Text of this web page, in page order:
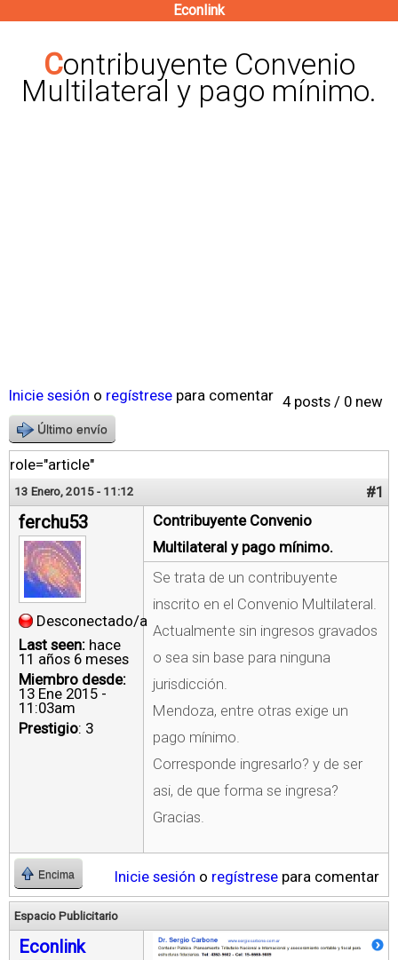
contenido
principal
Econlink
Contribuyente Convenio
Multilateral y pago mínimo.
4 posts / 0 new
Inicie sesión o regístrese para comentar
Último envío
role="article"
13 Enero, 2015 - 11:12 #1
ferchu53
Desconectado/a
Last seen: hace
11 años 6 meses
Miembro desde:
13 Ene 2015 -
11:03am
Prestigio: 3
Contribuyente Convenio
Multilateral y pago mínimo.
Se trata de un contribuyente
inscrito en el Convenio Multilateral.
Actualmente sin ingresos gravados
o sea sin base para ninguna
jurisdicción.
Mendoza, entre otras exige un
pago mínimo.
Corresponde ingresarlo? y de ser
asi, de que forma se ingresa?
Gracias.
Encima Inicie sesión o regístrese para comentar
Espacio Publicitario
Econlink